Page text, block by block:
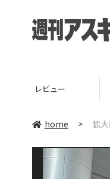
レビュー
home > 拡